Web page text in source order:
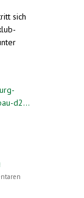
sich
mail)
d2...